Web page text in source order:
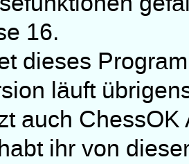
16.
dieses
läuft
auch
ihr von